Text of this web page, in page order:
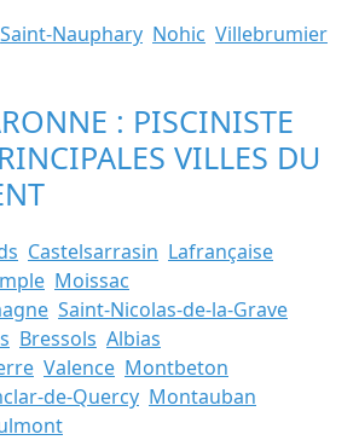
Saint-Nauphary Nohic Villebrumier
: PISCINISTE
VILLES DU
Castelsarrasin Lafrançaise
Moissac
Saint-Nicolas-de-la-Grave
Bressols Albias
Valence Montbeton
de-Quercy Montauban